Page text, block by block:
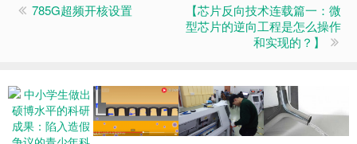
785G超频开核设置
【芯片反向技术连载篇一：微
型芯片的逆向工程是怎么操作
和实现的？】